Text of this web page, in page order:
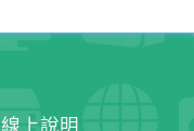
線上說明